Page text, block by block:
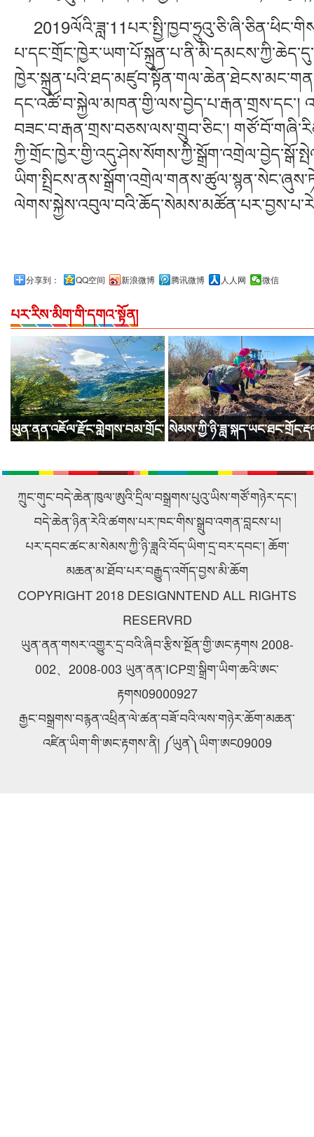
བཟང་བ་རྒན་གྲས་བཅས་ལས་གྲུབ་ཅིང་།
分享到： QQ空间 新浪微博 腾讯微博 人人网 微信
པར་རིས་མིག་གི་དགའ་སྟོན།
ཡུན་ནན་འཇོལ་རྫོང་གླེགས་བམ་གྲོང་
ཀྲུང་གུང་བདེ་ཆེན་ཁུལ་ཨུའི་དྲིལ་བསྒྲགས་པུའུ་ཡིས་གཙོ་གཉེར་དང་།
བདེ་ཆེན་ཉིན་རེའི་ཚགས་པར་ཁང་གིས་སྒྲུབ་འགན་བླངས་པ།
པར་དབང་ཚང་མ་སེམས་ཀྱི་ཉི་ཟླའི་བོད་ཡིག་དྲ་བར་དབང་། ཆོག་
མཆན་མ་ཐོབ་པར་བརྒྱུད་འགོད་བྱས་མི་ཆོག
COPYRIGHT 2018 DESIGNNTEND ALL RIGHTS
RESERVRD
ཡུན་ནན་གསར་འགྱུར་དྲ་བའི་ཞིབ་རྩིས་སྔོན་གྱི་ཨང་རྟགས 2008-
002、2008-003 ཡུན་ནན་ICPགྲ་སྒྲིག་ཡིག་ཆའི་ཨང་
རྟགས09000927
རྒྱང་བསྒྲགས་བརྙན་འཕྲིན་ལེ་ཚན་བཟོ་བའི་ལས་གཉེར་ཆོག་མཆན་
འཛིན་ཡིག་གི་ཨང་རྟགས་ནི། ༼ཡུན༽ཡིག་ཨང09009